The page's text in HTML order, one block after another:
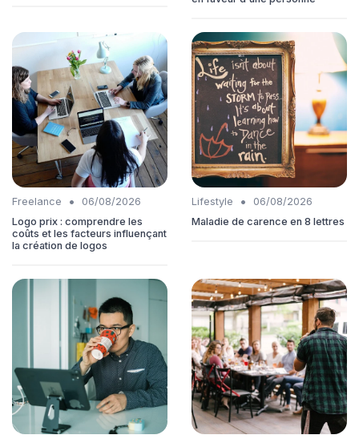
Freelance •
06/08/2026
Logo prix : comprendre les
coûts et les facteurs influençant
la création de logos
Lifestyle •
06/08/2026
Maladie de carence en 8 lettres